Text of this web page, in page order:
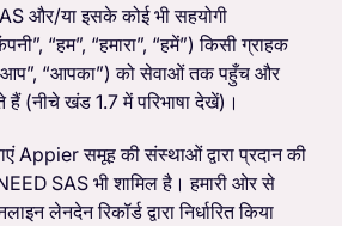
और/या इसके कोई भी सहयोगी
“हम”, “हमारा”, “हमें”) किसी ग्राहक
“आप”, “आपका”) को सेवाओं तक पहुँच और
हैं (नीचे खंड 1.7 में परिभाषा देखें)।
Appier समूह की संस्थाओं द्वारा प्रदान की
SAS भी शामिल है। हमारी ओर से
लेनदेन रिकॉर्ड द्वारा निर्धारित किया